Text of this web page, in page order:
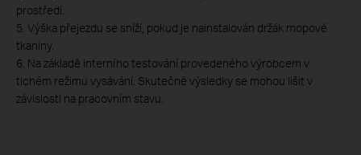
prostředí.
5. Výška přejezdu se sníží, pokud je nainstalován držák mopové
tkaniny.
6. Na základě interního testování provedeného výrobcem v
tichém režimu vysávání. Skutečné výsledky se mohou lišit v
závislosti na pracovním stavu.